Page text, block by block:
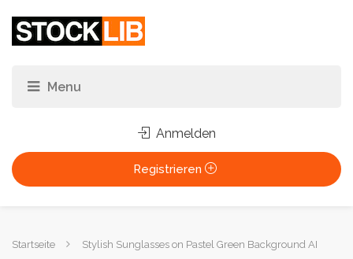
Anmelden
Registrieren
SieStartseite Stylish Sunglasses on Pastel Green Background AI